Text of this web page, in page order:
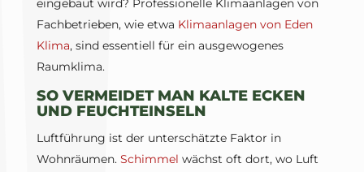
eingebaut wird? Professionelle Klimaanlagen von
Fachbetrieben, wie etwa Klimaanlagen von Eden
Klima, sind essentiell für ein ausgewogenes
Raumklima.
SO VERMEIDET MAN KALTE ECKEN
UND FEUCHTEINSELN
Luftführung ist der unterschätzte Faktor in
Wohnräumen. Schimmel wächst oft dort, wo Luft